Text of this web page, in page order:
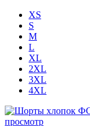
XS
S
M
L
XL
2XL
3XL
4XL
просмотр